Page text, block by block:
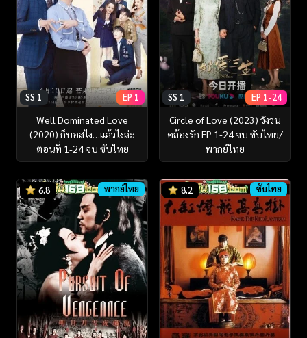
SS 1 EP 1
Well Dominated Love
(2020) ก็บอสไง…แล้วไงล่ะ
ตอนที่ 1-24 จบ ซับไทย
SS 1 EP 1-24
Circle of Love (2023) วังวน
คล้องรัก EP 1-24 จบ ซับไทย/
พากย์ไทย
6.8 พากย์ไทย 8.2 ซับไทย